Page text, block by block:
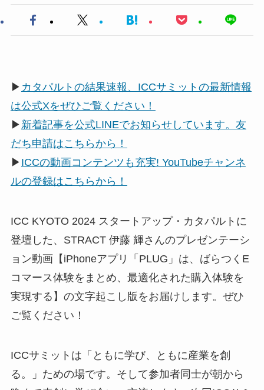
▶ カタパルトの結果速報、ICCサミットの最新情報
は公式Xをぜひご覧ください！
▶ 新着記事を公式LINEでお知らせしています。友
だち申請はこちらから！
▶ ICCの動画コンテンツも充実! YouTubeチャンネ
ルの登録はこちらから！
ICC KYOTO 2024 スタートアップ・カタパルトに
登壇した、STRACT 伊藤 輝さんのプレゼンテーシ
ョン動画【iPhoneアプリ「PLUG」は、ばらつくE
コマース体験をまとめ、最適化された購入体験を
実現する】の文字起こし版をお届けします。ぜひ
ご覧ください！
ICCサミットは「ともに学び、ともに産業を創
る。」ための場です。そして参加者同士が朝から